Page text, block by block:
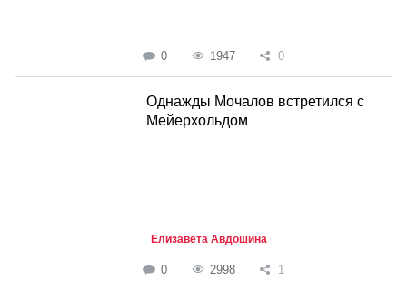
0 1947 0
Однажды Мочалов встретился с
Мейерхольдом
Елизавета Авдошина
0 2998 1